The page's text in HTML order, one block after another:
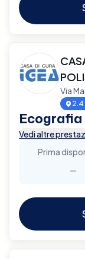
Via
2.4
Ecografia
Vedi altre
Prima
-